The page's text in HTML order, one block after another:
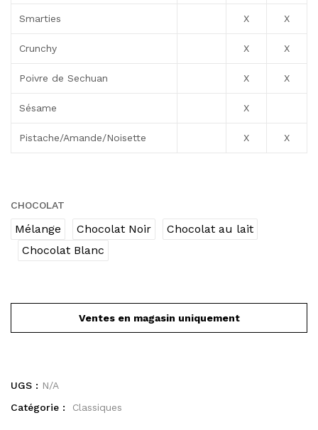
Smarties X X
Crunchy X X
Poivre de Sechuan X X
Sésame X
Pistache/Amande/Noisette X X
CHOCOLAT
Mélange Chocolat Noir
Chocolat au lait
Chocolat Blanc
Ventes en magasin uniquement
UGS : N/A
Catégorie :
Classiques